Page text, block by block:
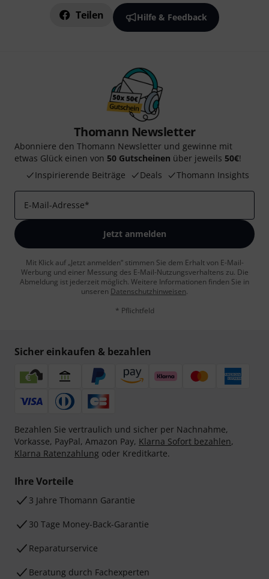
Teilen Hilfe & Feedback
Thomann Newsletter
Abonniere den Thomann Newsletter und gewinne mit
etwas Glück einen von 50 Gutscheinen über jeweils 50€!
Inspirierende Beiträge
Deals Thomann Insights
E-Mail-Adresse*
Jetzt anmelden
Mit Klick auf „Jetzt anmelden“ stimmen Sie dem Erhalt von E-Mail-
Werbung und einer Messung des E-Mail-Nutzungsverhaltens zu. Die
Abmeldung ist jederzeit möglich. Weitere Informationen finden Sie in
unseren Datenschutzhinweisen.
* Pflichtfeld
Sicher einkaufen & bezahlen
Bezahlen Sie vertraulich und sicher per Nachnahme,
Vorkasse, PayPal, Amazon Pay, Klarna Sofort bezahlen,
Klarna Ratenzahlung oder Kreditkarte.
Ihre Vorteile
3 Jahre Thomann Garantie
30 Tage Money-Back-Garantie
Reparaturservice
Beratung durch Fachexperten